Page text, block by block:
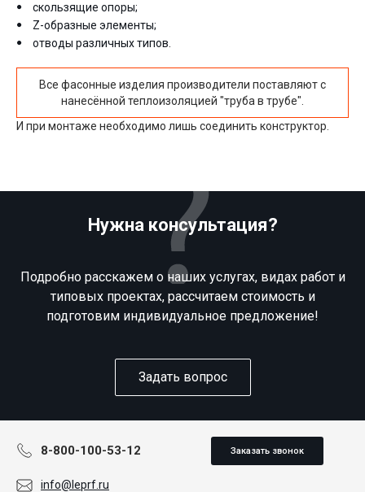
скользящие опоры;
Z-образные элементы;
отводы различных типов.
Все фасонные изделия производители поставляют с
нанесённой теплоизоляцией "труба в трубе".
И при монтаже необходимо лишь соединить конструктор.
Нужна консультация?
Подробно расскажем о наших услугах, видах работ и
типовых проектах, рассчитаем стоимость и
подготовим индивидуальное предложение!
Задать вопрос
8-800-100-53-12 Заказать звонок
info@leprf.ru